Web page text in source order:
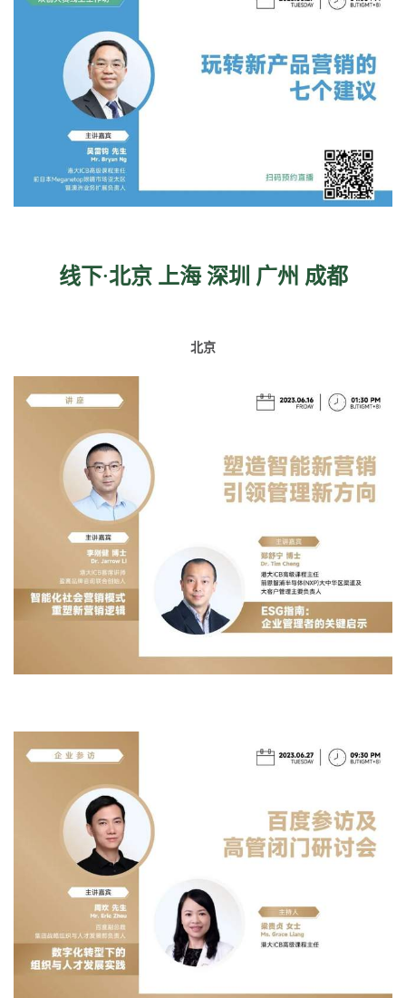
线下·北京 上海 深圳 广州 成都
北京